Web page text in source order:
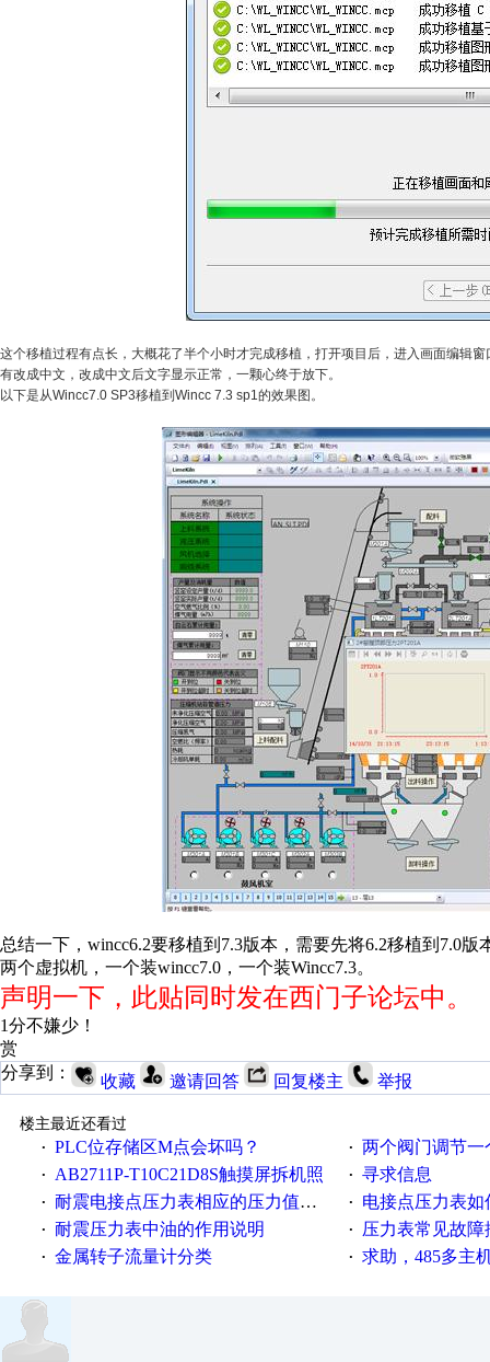
这个移植过程有点长，大概花了半个小时才完成移植，打开项目后，进入画面编辑
有改成中文，改成中文后文字显示正常，一颗心终于放下。
以下是从Wincc7.0 SP3移植到Wincc 7.3 sp1的效果图。
总结一下，wincc6.2要移植到7.3版本，需要先将6.2移植到7.0
两个虚拟机，一个装wincc7.0，一个装Wincc7.3。
声明一下，此贴同时发在西门子论坛中。
1分不嫌少！
赏
分享到：
收藏 邀请回答 回复楼主 举报
楼主最近还看过
· PLC位存储区M点会坏吗？ · 两个阀门调节
· AB2711P-T10C21D8S触摸屏拆机照 · 寻求信息
· 耐震电接点压力表相应的压力值与使用注意事项 · 电接点压力表如
· 耐震压力表中油的作用说明 · 压力表常见故障
· 金属转子流量计分类 · 求助，485多主